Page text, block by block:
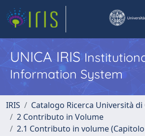
UNICA IRIS
Information System
IRIS
Catalogo Ricerca Università di
2 Contributo in Volume
2.1 Contributo in volume